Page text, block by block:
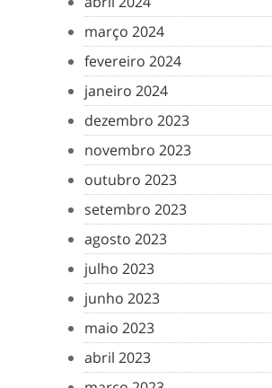
março 2024
fevereiro 2024
janeiro 2024
dezembro 2023
novembro 2023
outubro 2023
setembro 2023
agosto 2023
julho 2023
junho 2023
maio 2023
abril 2023